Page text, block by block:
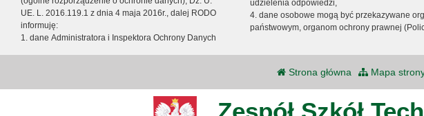
UE. L. 2016.119.1 z dnia 4 maja 2016r., dalej RODO
informuję:
1. dane Administratora i Inspektora Ochrony Danych
udzielenia odpowiedzi,
4. dane osobowe mogą być przekazywane
państwowym, organom ochrony prawnej
Strona główna Mapa
Zespół Szkół